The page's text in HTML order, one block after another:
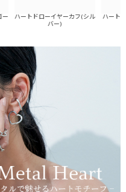
ハートドローイヤーカフ(シル
バー)
ハートドロ